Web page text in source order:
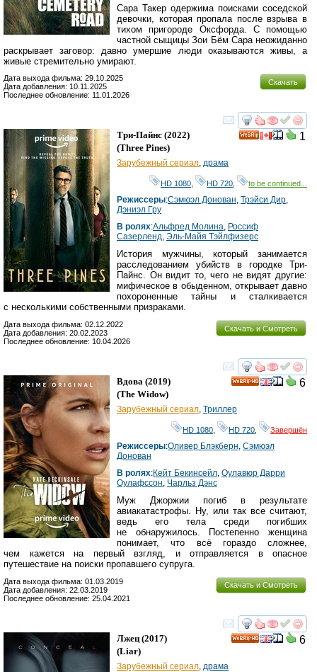
Сара Такер одержима поисками соседской
девочки, которая пропала после взрыва в
тихом пригороде Оксфорда. С помощью
частной сыщицы Зои Бём Сара неожиданно
раскрывает заговор: давно умершие люди оказываются живы, а
живые стремительно умирают.
Скачать
Дата выхода фильма: 29.10.2025
Дата добавления: 10.11.2025
Последнее обновление: 11.01.2026
смотреть
1
Три-Пайнс (2022)
(Three Pines)
Зарубежный сериал, драма
HD 1080, HD 720, to be continued...
Режиссеры:Сэмюэл Донован, Трэйси Дир,
Дэниэл Гру
В ролях:Альфред Молина, Россиф
Сазерленд, Эль-Майя Тэйлфизерс
История мужчины, который занимается
расследованием убийств в городке Три-
Пайнс. Он видит то, чего не видят другие:
мифическое в обыденном, открывает давно
похороненные тайны и сталкивается
с несколькими собственными призраками.
Скачать и Смотреть
Дата выхода фильма: 02.12.2022
Дата добавления: 20.02.2023
Последнее обновление: 10.04.2026
смотреть
6
Вдова (2019)
(The Widow)
Зарубежный сериал, Триллер
HD 1080 HD 720 Завершён
Режиссеры:Оливер Блэкберн, Сэмюэл
Донован
В ролях:Кейт Бекинсейл, Оулавюр Дарри
Оулафссон, Чарльз Дэнс
Муж Джоржии погиб в результате
авиакатастрофы. Ну, или так все считают,
ведь его тела среди погибших
не обнаружилось. Постепенно женщина
понимает, что всё гораздо сложнее,
чем кажется на первый взгляд, и отправляется в опасное
путешествие на поиски пропавшего супруга.
Скачать и Смотреть
Дата выхода фильма: 01.03.2019
Дата добавления: 22.03.2019
Последнее обновление: 25.04.2021
смотреть
6
Лжец (2017)
(Liar)
Зарубежный сериал, драма